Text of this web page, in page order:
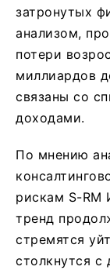
затронутых
анализом,
потери
миллиардов
связаны со
доходами.
По мнению
рискам S-RM
тренд
стремятся
столкнутся